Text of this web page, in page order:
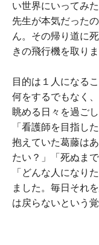
い世界にいってみ
先生が本気だった
ん。その帰り道に
きの飛行機を取りま
目的は１人になる
何をするでもなく
眺める日々を過ごし
「看護師を目指し
抱えていた葛藤は
たい？」「死ぬま
「どんな人になり
ました。毎日それ
は戻らないという